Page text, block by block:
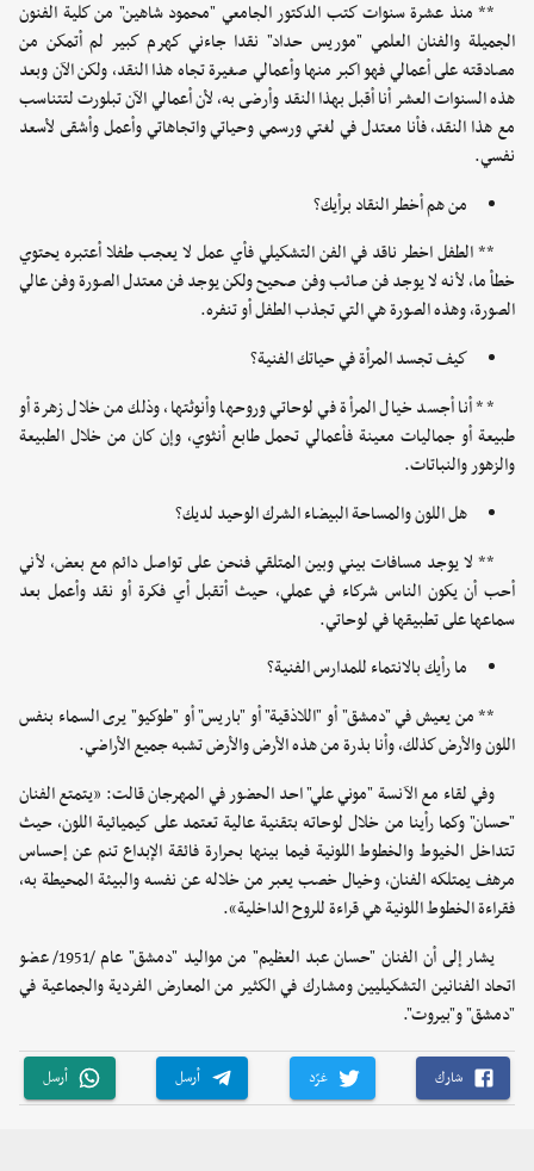
** منذ عشرة سنوات كتب الدكتور الجامعي "محمود شاهين" من كلية الفنون
الجميلة والفنان العلمي "موريس حداد" نقدا جاءني كهرم كبير لم أتمكن من
مصادقته على أعمالي فهو اكبر منها وأعمالي صغيرة تجاه هذا النقد، ولكن الآن وبعد
هذه السنوات العشر أنا أقبل بهذا النقد وأرضى به، لأن أعمالي الآن تبلورت لتتناسب
مع هذا النقد، فأنا معتدل في لغتي ورسمي وحياتي واتجاهاتي وأعمل وأشقى لأسعد
نفسي.
من هم أخطر النقاد برأيك؟
** الطفل اخطر ناقد في الفن التشكيلي فأي عمل لا يعجب طفلا أعتبره يحتوي
خطأ ما، لأنه لا يوجد فن صائب وفن صحيح ولكن يوجد فن معتدل الصورة وفن عالي
الصورة، وهذه الصورة هي التي تجذب الطفل أو تنفره.
كيف تجسد المرأة في حياتك الفنية؟
** أنا أجسد خيال المرأة في لوحاتي وروحها وأنوثتها، وذلك من خلال زهرة أو
طبيعة أو جماليات معينة فأعمالي تحمل طابع أنثوي، وإن كان من خلال الطبيعة
والزهور والنباتات.
هل اللون والمساحة البيضاء الشرك الوحيد لديك؟
** لا يوجد مسافات بيني وبين المتلقي فنحن على تواصل دائم مع بعض، لأني
أحب أن يكون الناس شركاء في عملي، حيث أتقبل أي فكرة أو نقد وأعمل بعد
سماعها على تطبيقها في لوحاتي.
ما رأيك بالانتماء للمدارس الفنية؟
** من يعيش في "دمشق" أو "اللاذقية" أو "باريس" أو "طوكيو" يرى السماء بنفس
اللون والأرض كذلك، وأنا بذرة من هذه الأرض والأرض تشبه جميع الأراضي.
وفي لقاء مع الآنسة "موني علي" احد الحضور في المهرجان قالت: «يتمتع الفنان
"حسان" وكما رأينا من خلال لوحاته بتقنية عالية تعتمد على كيميائية اللون، حيث
تتداخل الخيوط والخطوط اللونية فيما بينها بحرارة فائقة الإبداع تنم عن إحساس
مرهف يمتلكه الفنان، وخيال خصب يعبر من خلاله عن نفسه والبيئة المحيطة به،
فقراءة الخطوط اللونية هي قراءة للروح الداخلية».
يشار إلى أن الفنان "حسان عبد العظيم" من مواليد "دمشق" عام /1951/ عضو
اتحاد الفنانين التشكيليين ومشارك في الكثير من المعارض الفردية والجماعية في
"دمشق" و"بيروت".
شارك غرّد أرسل أرسل